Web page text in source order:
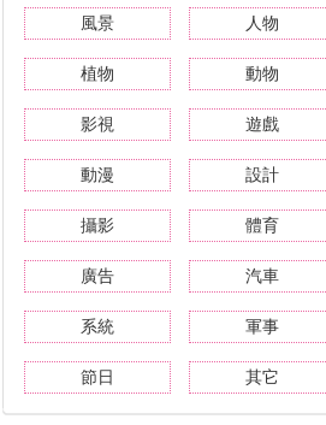
風景 人物
植物 動物
影視 遊戲
動漫 設計
攝影 體育
廣告 汽車
系統 軍事
節日 其它